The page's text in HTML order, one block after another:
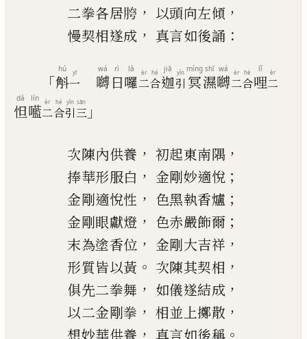
二拳各居𦜮 ， 以頭向左傾 ，
慢契相遂成 ， 真言如後誦 ：
「斛
hú
一
yī
嚩
wá
日
rì
囉
là
二
èr
合
hé
迦
jiā
引
yǐn
冥
míng
濕
shī
嚩
wá
二
èr
合
hé
哩
lǐ
二
èr
怛
dá
㘕
lín
二
èr
合
hé
引
yǐn
三
sān 」
次陳內供養 ， 初起東南隅 ，
捧華形服白 ， 金剛妙適悅 ；
金剛適悅性 ， 色黑執香爐 ；
金剛眼獻燈 ， 色赤嚴飾爾 ；
末為塗香位 ， 金剛大吉祥 ，
形質皆以黃 。 次陳其契相 ，
俱先二拳舞 ， 如儀遂結成 ，
以二金剛拳 ， 相並上擲散 ，
想妙華供養 ， 真言如後稱 。